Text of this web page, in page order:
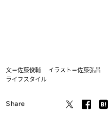
文＝佐藤俊輔 イラスト＝佐藤弘昌
ライフスタイル
Share